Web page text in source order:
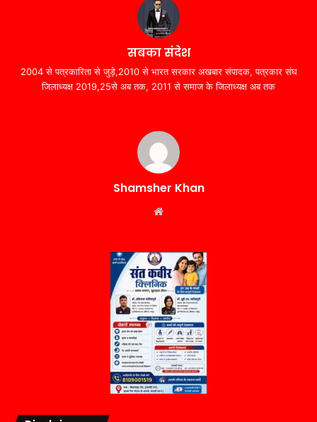
सबका संदेश
2004 से पत्रकारिता से जुड़े,2010 से भारत सरकार अखबार संपादक, पत्रकार संघ
जिलाध्यक्ष 2019,25से अब तक, 2011 से समाज के जिलाध्यक्ष अब तक
Shamsher Khan